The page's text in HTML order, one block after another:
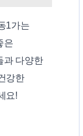
1가는
은
과 다양한
강한
요!